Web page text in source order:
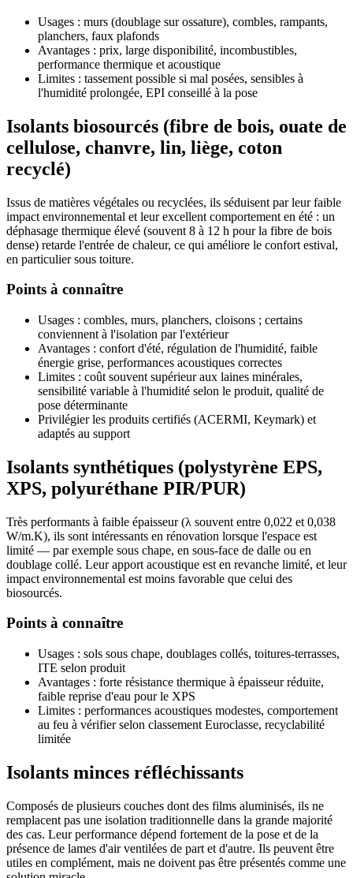
Usages : murs (doublage sur ossature), combles, rampants,
planchers, faux plafonds
Avantages : prix, large disponibilité, incombustibles,
performance thermique et acoustique
Limites : tassement possible si mal posées, sensibles à
l'humidité prolongée, EPI conseillé à la pose
Isolants biosourcés (fibre de bois, ouate de
cellulose, chanvre, lin, liège, coton
recyclé)
Issus de matières végétales ou recyclées, ils séduisent par leur faible
impact environnemental et leur excellent comportement en été : un
déphasage thermique élevé (souvent 8 à 12 h pour la fibre de bois
dense) retarde l'entrée de chaleur, ce qui améliore le confort estival,
en particulier sous toiture.
Points à connaître
Usages : combles, murs, planchers, cloisons ; certains
conviennent à l'isolation par l'extérieur
Avantages : confort d'été, régulation de l'humidité, faible
énergie grise, performances acoustiques correctes
Limites : coût souvent supérieur aux laines minérales,
sensibilité variable à l'humidité selon le produit, qualité de
pose déterminante
Privilégier les produits certifiés (ACERMI, Keymark) et
adaptés au support
Isolants synthétiques (polystyrène EPS,
XPS, polyuréthane PIR/PUR)
Très performants à faible épaisseur (λ souvent entre 0,022 et 0,038
W/m.K), ils sont intéressants en rénovation lorsque l'espace est
limité — par exemple sous chape, en sous-face de dalle ou en
doublage collé. Leur apport acoustique est en revanche limité, et leur
impact environnemental est moins favorable que celui des
biosourcés.
Points à connaître
Usages : sols sous chape, doublages collés, toitures-terrasses,
ITE selon produit
Avantages : forte résistance thermique à épaisseur réduite,
faible reprise d'eau pour le XPS
Limites : performances acoustiques modestes, comportement
au feu à vérifier selon classement Euroclasse, recyclabilité
limitée
Isolants minces réfléchissants
Composés de plusieurs couches dont des films aluminisés, ils ne
remplacent pas une isolation traditionnelle dans la grande majorité
des cas. Leur performance dépend fortement de la pose et de la
présence de lames d'air ventilées de part et d'autre. Ils peuvent être
utiles en complément, mais ne doivent pas être présentés comme une